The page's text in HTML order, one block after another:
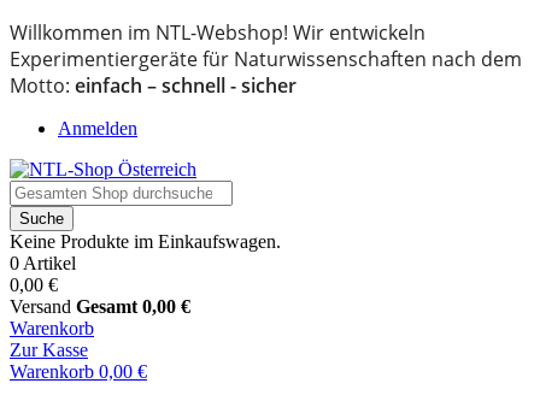
Willkommen im NTL-Webshop! Wir entwickeln
Experimentiergeräte für Naturwissenschaften nach dem
Motto: einfach – schnell - sicher
Anmelden
Suche
Keine Produkte im Einkaufswagen.
0 Artikel
0,00 €
Versand Gesamt 0,00 €
Warenkorb
Zur Kasse
Warenkorb 0,00 €